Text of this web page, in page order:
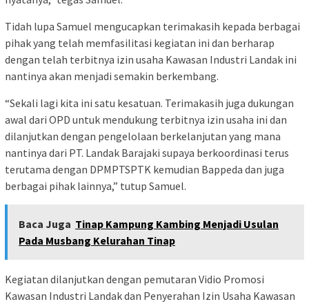
Tidah lupa Samuel mengucapkan terimakasih kepada berbagai
pihak yang telah memfasilitasi kegiatan ini dan berharap
dengan telah terbitnya izin usaha Kawasan Industri Landak ini
nantinya akan menjadi semakin berkembang.
“Sekali lagi kita ini satu kesatuan. Terimakasih juga dukungan
awal dari OPD untuk mendukung terbitnya izin usaha ini dan
dilanjutkan dengan pengelolaan berkelanjutan yang mana
nantinya dari PT. Landak Barajaki supaya berkoordinasi terus
terutama dengan DPMPTSPTK kemudian Bappeda dan juga
berbagai pihak lainnya,” tutup Samuel.
Baca Juga Tinap Kampung Kambing Menjadi Usulan
Pada Musbang Kelurahan Tinap
Kegiatan dilanjutkan dengan pemutaran Vidio Promosi
Kawasan Industri Landak dan Penyerahan Izin Usaha Kawasan